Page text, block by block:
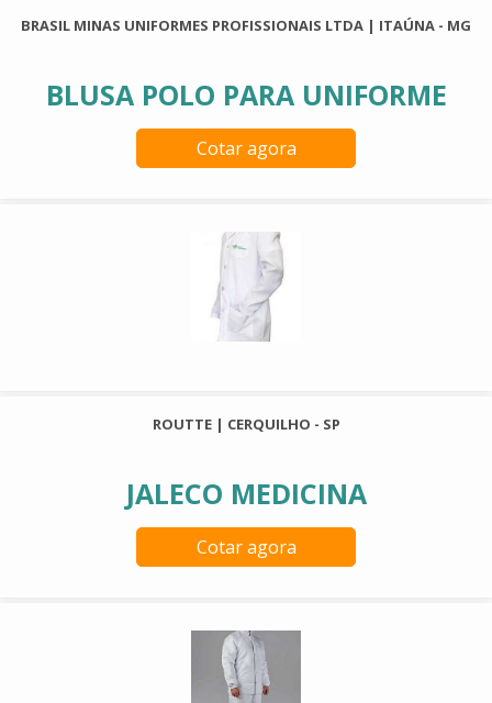
BRASIL MINAS UNIFORMES PROFISSIONAIS LTDA | ITAÚNA - MG
BLUSA POLO PARA UNIFORME
Cotar agora
ROUTTE | CERQUILHO - SP
JALECO MEDICINA
Cotar agora